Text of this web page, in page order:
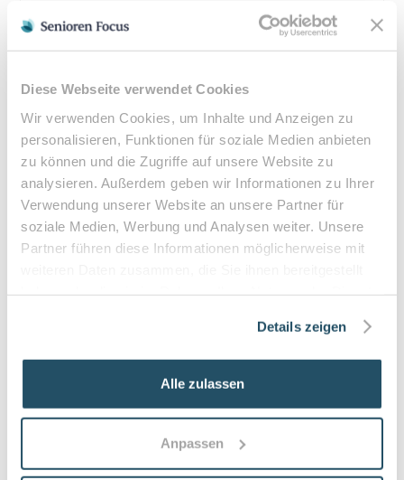
Diese Webseite verwendet Cookies
Wir verwenden Cookies, um Inhalte und Anzeigen zu
personalisieren, Funktionen für soziale Medien anbieten
zu können und die Zugriffe auf unsere Website zu
analysieren. Außerdem geben wir Informationen zu Ihrer
Verwendung unserer Website an unsere Partner für
soziale Medien, Werbung und Analysen weiter. Unsere
Partner führen diese Informationen möglicherweise mit
Details zeigen
Alle zulassen
Anpassen
Kassenleistung & Verordnung
Podologische Behandlungen sind bei entsprechender
Heilmittelverordnung erhalten Sie von Ihrem Hausarzt
oder Facharzt bei folgenden Indikationen:
Verordnungsfähige Diagnosen:
Diabetes mellitus mit Fußkomplikationen
Durchblutungsstörungen der Füße
Sensibilitätsstörungen
Befreiung bei chronischen Erkrankungen möglich
•Privatleistungen nach individueller Vereinbarung
Hausbesuche bei medizinischer Notwendigkeit
Häufige Fragen zum Praxisbesuch